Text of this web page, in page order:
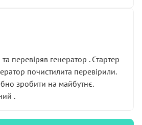
перевіряв генератор . Стартер
почистилита перевірили.
зробити на майбутнє.
.